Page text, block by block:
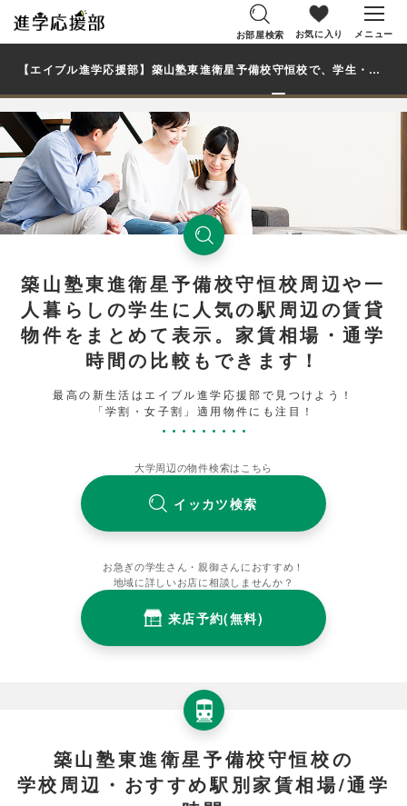
お部屋検索 お気に入り メニュー
【エイブル進学応援部】築山塾東進衛星予備校守恒校で、学生・大学生の一人暮らし向け賃貸マンション・アパートのお部屋を探す
築山塾東進衛星予備校守恒校周辺や一
人暮らしの学生に人気の駅周辺の賃貸
物件をまとめて表示。家賃相場・通学
時間の比較もできます！
最高の新生活はエイブル進学応援部で見つけよう！
「学割・女子割」適用物件にも注目！
大学周辺の物件検索はこちら
イッカツ検索
お急ぎの学生さん・親御さんにおすすめ！
地域に詳しいお店に相談しませんか？
来店予約(無料)
築山塾東進衛星予備校守恒校の
学校周辺・おすすめ駅別家賃相場/通学